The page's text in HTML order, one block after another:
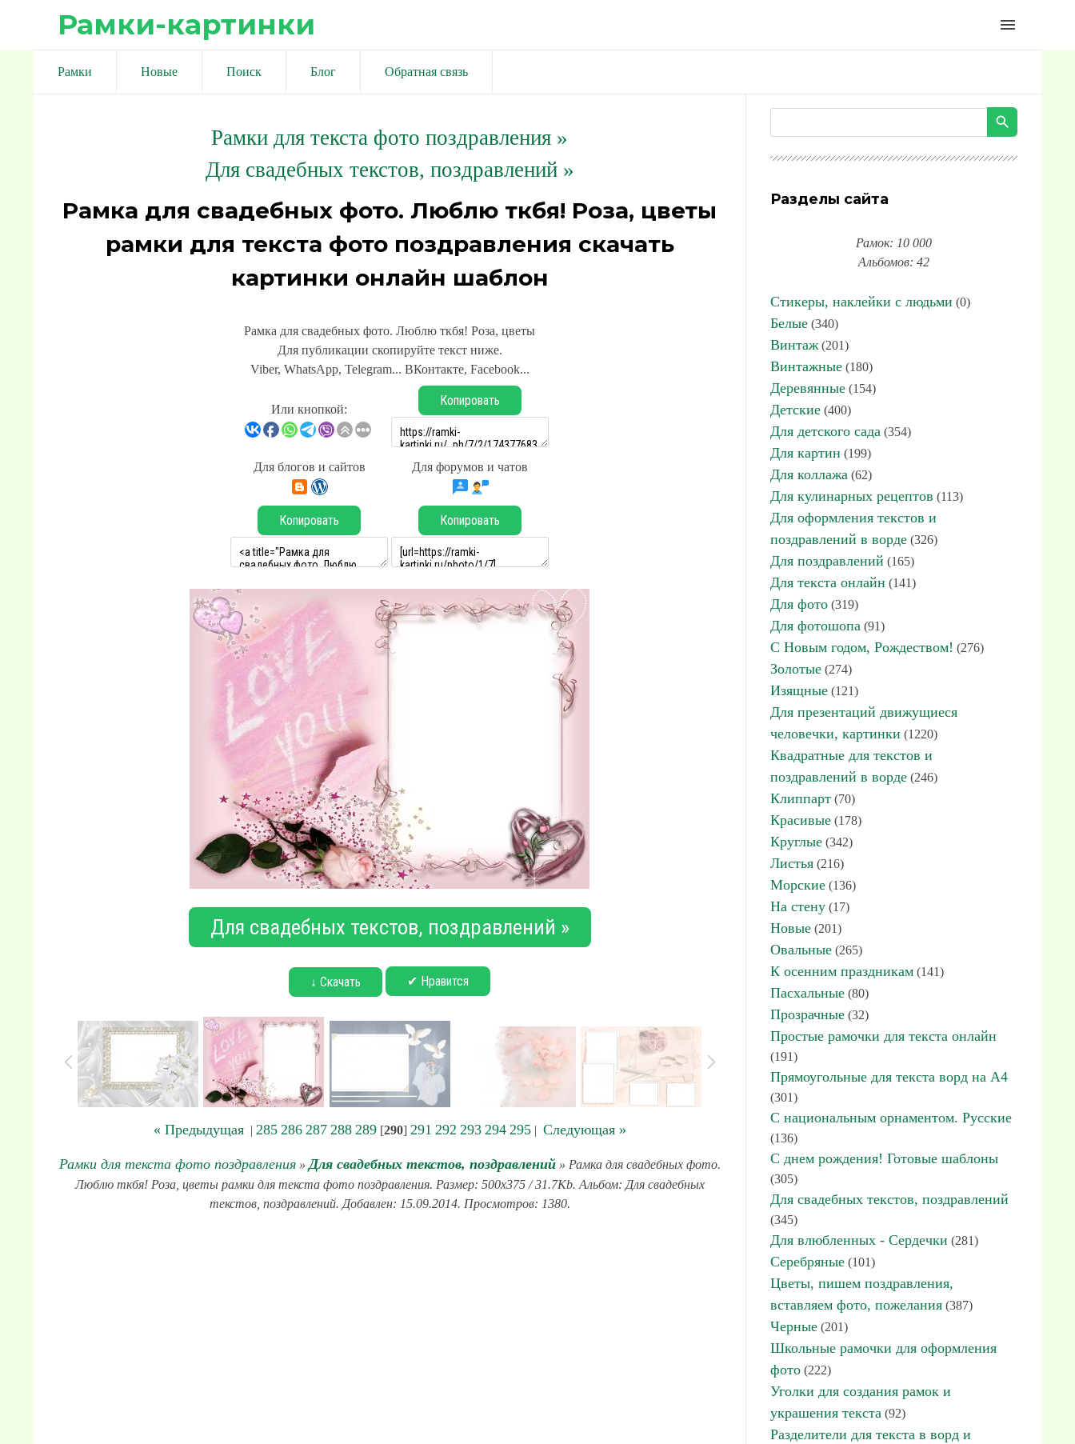
Рамки-картинки menu
Рамки Новые Поиск Блог Обратная связь
Рамки для текста фото поздравления »
Для свадебных текстов, поздравлений »
Рамка для свадебных фото. Люблю ткбя! Роза, цветы
рамки для текста фото поздравления скачать
картинки онлайн шаблон
Рамка для свадебных фото. Люблю ткбя! Роза, цветы
Для публикации скопируйте текст ниже.
Viber, WhatsApp, Telegram... ВКонтакте, Facebook...
Или кнопкой:
Копировать
Для блогов и сайтов Для форумов и чатов
Копировать Копировать
Для свадебных текстов, поздравлений »
↓ Скачать ✔ Нравится
« Предыдущая| 285 286 287 288 289[290] 291 292 293 294 295| Следующая »
Рамки для текста фото поздравления» Для свадебных текстов, поздравлений» Рамка для свадебных фото.
Люблю ткбя! Роза, цветы рамки для текста фото поздравления. Размер: 500x375 / 31.7Kb. Альбом: Для свадебных
текстов, поздравлений. Добавлен: 15.09.2014. Просмотров: 1380.
Разделы сайта
Рамок: 10 000
Альбомов: 42
Стикеры, наклейки с людьми (0)
Белые (340)
Винтаж (201)
Винтажные (180)
Деревянные (154)
Детские (400)
Для детского сада (354)
Для картин (199)
Для коллажа (62)
Для кулинарных рецептов (113)
Для оформления текстов и
поздравлений в ворде (326)
Для поздравлений (165)
Для текста онлайн (141)
Для фото (319)
Для фотошопа (91)
С Новым годом, Рождеством! (276)
Золотые (274)
Изящные (121)
Для презентаций движущиеся
человечки, картинки (1220)
Квадратные для текстов и
поздравлений в ворде (246)
Клиппарт (70)
Красивые (178)
Круглые (342)
Листья (216)
Морские (136)
На стену (17)
Новые (201)
Овальные (265)
К осенним праздникам (141)
Пасхальные (80)
Прозрачные (32)
Простые рамочки для текста онлайн
(191)
Прямоугольные для текста ворд на А4
(301)
С национальным орнаментом. Русские
(136)
С днем рождения! Готовые шаблоны
(305)
Для свадебных текстов, поздравлений
(345)
Для влюбленных - Сердечки (281)
Серебряные (101)
Цветы, пишем поздравления,
вставляем фото, пожелания (387)
Черные (201)
Школьные рамочки для оформления
фото (222)
Уголки для создания рамок и
украшения текста (92)
Разделители для текста в ворд и